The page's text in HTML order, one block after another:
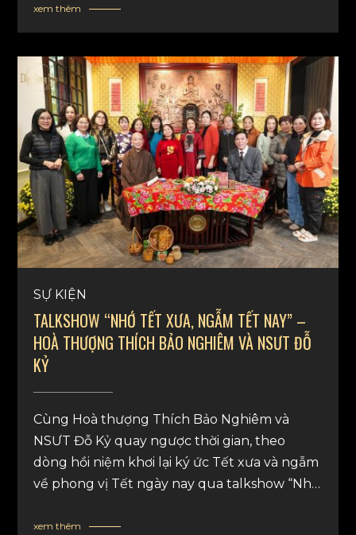
Tâm Vô Lượng trong Phật Giáo – Chìa khóa
An Lạc” và tiếp đón Đại Đức Thích An Đạt
Talkshow nằm trong chuỗi chương trình
Dưới Bóng Bồ Đề của kênh Truyền hình An
Viên.
xem thêm
SỰ KIỆN
TALKSHOW “NHỚ TẾT XƯA, NGẪM TẾT NAY” –
HOÀ THƯỢNG THÍCH BẢO NGHIÊM VÀ NSƯT ĐỖ
KỶ
Cùng Hoà thượng Thích Bảo Nghiêm và
NSƯT Đỗ Kỷ quay ngược thời gian, theo
dòng hồi niệm khơi lại ký ức Tết xưa và ngẫm
về phong vị Tết ngày nay qua talkshow “Nhớ
cùng hoan hỷ được trợ duyên và trở thành
xem thêm